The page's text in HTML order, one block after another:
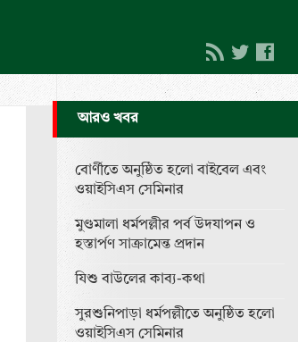
আরও খবর
বোর্ণীতে অনুষ্ঠিত হলো বাইবেল এবং
ওয়াইসিএস সেমিনার
মুণ্ডমালা ধর্মপল্লীর পর্ব উদযাপন ও
হস্তার্পণ সাক্রামেন্ত প্রদান
যিশু বাউলের কাব্য-কথা
সুরশুনিপাড়া ধর্মপল্লীতে অনুষ্ঠিত হলো
ওয়াইসিএস সেমিনার